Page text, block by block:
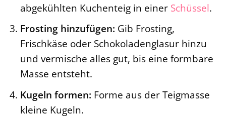
abgekühlten Kuchenteig in einer Schüssel.
Frosting hinzufügen: Gib Frosting,
Frischkäse oder Schokoladenglasur hinzu
und vermische alles gut, bis eine formbare
Masse entsteht.
Kugeln formen: Forme aus der Teigmasse
kleine Kugeln.